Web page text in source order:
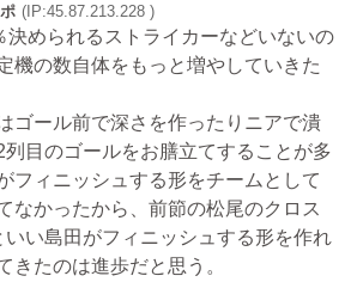
(IP:45.87.213.228 )
決められるストライカーなどいないの
機の数自体をもっと増やしていきた
ゴール前で深さを作ったりニアで潰
列目のゴールをお膳立てすることが多
フィニッシュする形をチームとして
なかったから、前節の松尾のクロス
い島田がフィニッシュする形を作れ
きたのは進歩だと思う。